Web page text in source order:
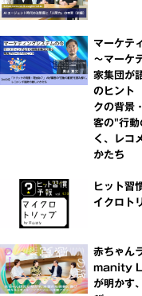
マーケテ
～マーケ
家集団が
のヒント
クの背景
客の"行動
く、レコ
かたち
ヒット
イクロト
赤ちゃん
manity
が明かす